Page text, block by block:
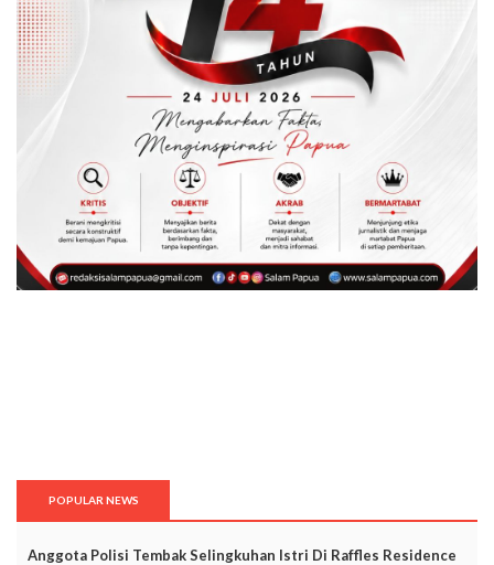
POPULAR NEWS
Anggota Polisi Tembak Selingkuhan Istri Di Raffles Residence